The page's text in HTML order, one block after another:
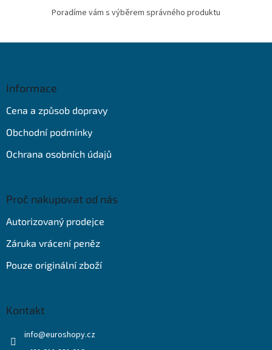
Poradíme vám s výběrem správného produktu
Informace
Cena a způsob dopravy
Obchodní podmínky
Ochrana osobních údajů
Proč nakupovat od nás
Autorizovaný prodejce
Záruka vrácení peněz
Pouze originální zboží
Kontakt
info@euroshopy.cz